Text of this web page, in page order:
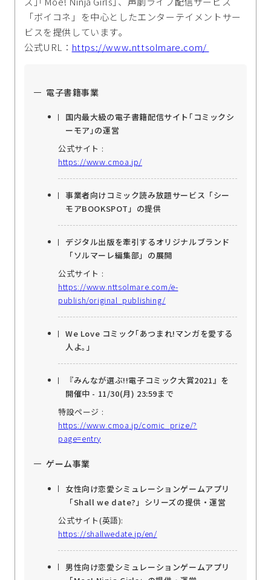
「ボイコネ」を中心としたエンターテイメントサー
ビスを提供しています｡
公式URL： https://www.nttsolmare.com/
電子書籍事業
国内最大級の電子書籍配信サイト｢コミックシ
ーモア｣の運営
公式サイト :
https://www.cmoa.jp/
事業者向けコミック読み放題サービス「シー
モアBOOKSPOT」の提供
デジタル出版を牽引するオリジナルブランド
「ソルマーレ編集部」の展開
公式サイト :
https://www.nttsolmare.com/e-
publish/original_publishing/
We Love コミック｢あつまれ!マンガを愛する
人よ｡｣
『みんなが選ぶ!!電子コミック大賞2021』を
開催中 - 11/30(月) 23:59まで
特設ページ :
https://www.cmoa.jp/comic_prize/?
page=entry
ゲーム事業
女性向け恋愛シミュレーションゲームアプリ
「Shall we date?」シリーズの提供・運営
公式サイト(英語):
https://shallwedate.jp/en/
男性向け恋愛シミュレーションゲームアプリ